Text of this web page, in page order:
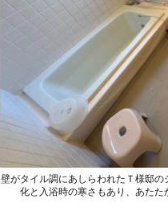
壁がタイル調にあしらわれたＴ様邸
化と入浴時の寒さもあり、あたた